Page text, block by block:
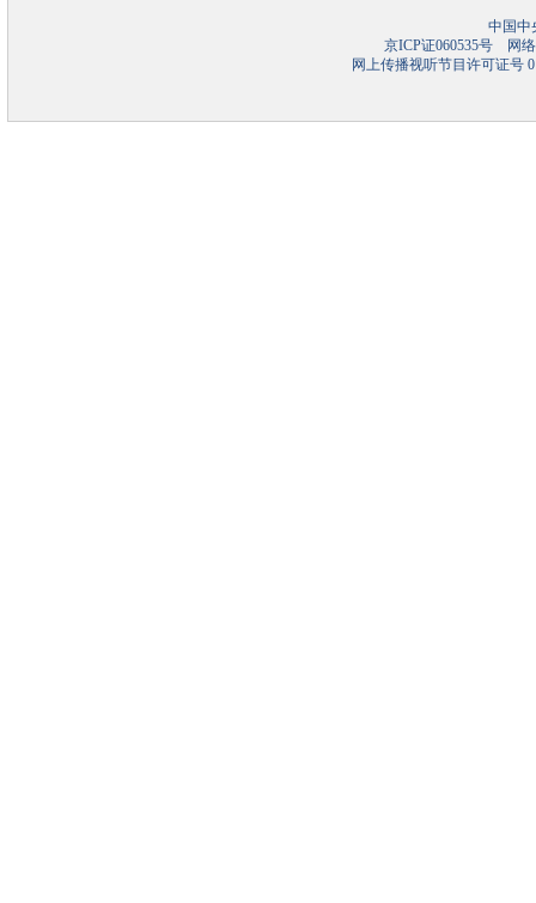
中国中
京ICP证060535号网络
网上传播视听节目许可证号